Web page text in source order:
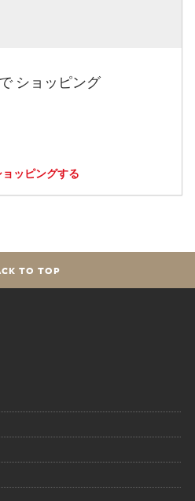
ショッピング
ッピングする
TO TOP